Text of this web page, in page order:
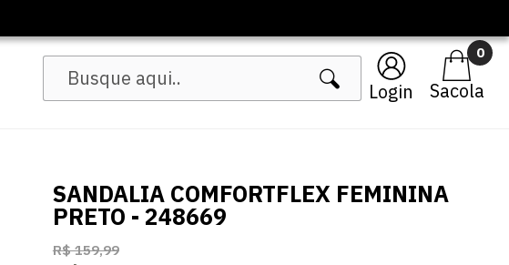
Login
0
SANDALIA COMFORTFLEX FEMININA
PRETO - 248669
R$ 159,99